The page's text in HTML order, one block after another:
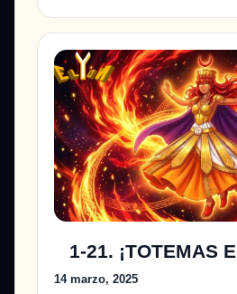
1-21. ¡TOTEMAS
14 marzo, 2025